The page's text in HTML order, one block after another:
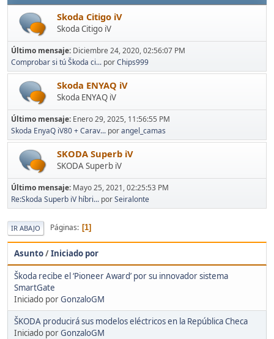
Skoda Citigo iV
Skoda Citigo iV
Último mensaje: Diciembre 24, 2020, 02:56:07 PM
Comprobar si tú Škoda ci... porChips999
Skoda ENYAQ iV
Skoda ENYAQ iV
Último mensaje: Enero 29, 2025, 11:56:55 PM
Skoda EnyaQ iV80 + Carav... porangel_camas
SKODA Superb iV
SKODA Superb iV
Último mensaje: Mayo 25, 2021, 02:25:53 PM
Re:Skoda Superb iV híbri... porSeiralonte
IR ABAJO Páginas 1
Asunto/Iniciado por
Škoda recibe el ‘Pioneer Award’ por su innovador sistema
SmartGate
Iniciado porGonzaloGM
ŠKODA producirá sus modelos eléctricos en la República Checa
Iniciado porGonzaloGM